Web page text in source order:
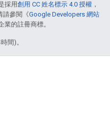
採用創用 CC 姓名標示 4.0 授權 ，
請參閱《Google Developers 網站
業的註冊商標。
間)。